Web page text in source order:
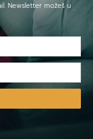
Newsletter možeš u